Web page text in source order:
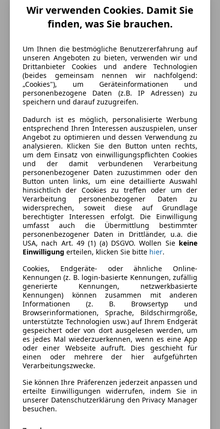
Energieverbrauch
Anderer Energieträger Strom
Ausstattung
Komfort
4-Zonen-Klimaautomatik
Armlehne
Beheizbares Lenkrad
Berganfahrassistent
Einparkhilfe
Einparkhilfe Rückfahrkamera
Einparkhilfe selbstlenkendes System
Einparkhilfe Sensoren hinten
Einparkhilfe Sensoren vorne
Elektrische Fensterheber
Elektrische Heckklappe
Elektrische Seitenspiegel
Elektrische Sitze
Getönte Scheiben
Head-up display
Lederausstattung
Lederlenkrad
Lichtsensor
Mehr anzeigen
Farbe und Innenausstattung
Außenfarbe
Grau
Farbe laut Hersteller
Grau
Lackierung
Metallic
Innenausstattung
Vollleder
Fahrzeugbeschreibung
Herzlich Willkommen bei SIZEK MOTORS
Vielen Dank für Ihr Interesse an diesem exklusiven
BMW X7.
Wir verwenden Cookies. Damit Sie
finden, was Sie brauchen.
Um Ihnen die bestmögliche Benutzererfahrung auf
unseren Angeboten zu bieten, verwenden wir und
Drittanbieter Cookies und andere Technologien
(beides gemeinsam nennen wir nachfolgend:
„Cookies"), um Geräteinformationen und
personenbezogene Daten (z.B. IP Adressen) zu
speichern und darauf zuzugreifen.
Dadurch ist es möglich, personalisierte Werbung
entsprechend Ihren Interessen auszuspielen, unser
Angebot zu optimieren und dessen Verwendung zu
analysieren. Klicken Sie den Button unten rechts,
um dem Einsatz von einwilligungspflichten Cookies
und der damit verbundenen Verarbeitung
personenbezogener Daten zuzustimmen oder den
Button unten links, um eine detaillierte Auswahl
hinsichtlich der Cookies zu treffen oder um der
Verarbeitung personenbezogener Daten zu
widersprechen, soweit diese auf Grundlage
berechtigter Interessen erfolgt. Die Einwilligung
umfasst auch die Übermittlung bestimmter
personenbezogener Daten in Drittländer, u.a. die
USA, nach Art. 49 (1) (a) DSGVO. Wollen Sie keine
Einwilligung erteilen, klicken Sie bitte hier.
Cookies, Endgeräte- oder ähnliche Online-
Kennungen (z. B. login-basierte Kennungen, zufällig
generierte Kennungen, netzwerkbasierte
Kennungen) können zusammen mit anderen
Informationen (z. B. Browsertyp und
Browserinformationen, Sprache, Bildschirmgröße,
unterstützte Technologien usw.) auf Ihrem Endgerät
gespeichert oder von dort ausgelesen werden, um
es jedes Mal wiederzuerkennen, wenn es eine App
oder einer Webseite aufruft. Dies geschieht für
einen oder mehrere der hier aufgeführten
Verarbeitungszwecke.
Sie können Ihre Präferenzen jederzeit anpassen und
erteilte Einwilligungen widerrufen, indem Sie in
unserer Datenschutzerklärung den Privacy Manager
besuchen.